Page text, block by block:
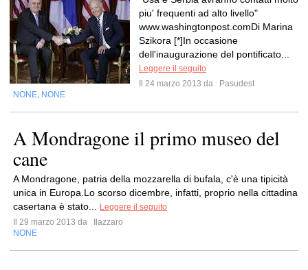
piu' frequenti ad alto livello"
www.washingtonpost.comDi Marina
Szikora [*]In occasione
dell'inaugurazione del pontificato...
Leggere il seguito
Il 24 marzo 2013 da
Pasudest
NONE NONE
A Mondragone il primo museo del
cane
A Mondragone, patria della mozzarella di bufala, c'è una tipicità
unica in Europa.Lo scorso dicembre, infatti, proprio nella cittadina
casertana è stato...
Leggere il seguito
Il 29 marzo 2013 da
Ilazzaro
NONE